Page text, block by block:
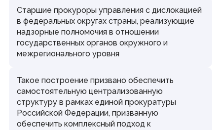
Старшие прокуроры управления с дислокацией
в федеральных округах страны, реализующие
надзорные полномочия в отношении
государственных органов окружного и
межрегионального уровня
Такое построение призвано обеспечить
самостоятельную централизованную
структуру в рамках единой прокуратуры
Российской Федерации, призванную
обеспечить комплексный подход к